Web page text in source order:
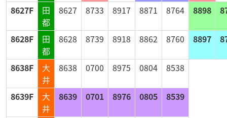
8627F
田
都
8627 8733 8917 8871 8764 8898
8628F
田
都
8628 8739 8918 8862 8760 8897
8638F
大
井
8638 0700 8975 0804 8538
8639F
大
井
8639 0701 8976 0805 8539